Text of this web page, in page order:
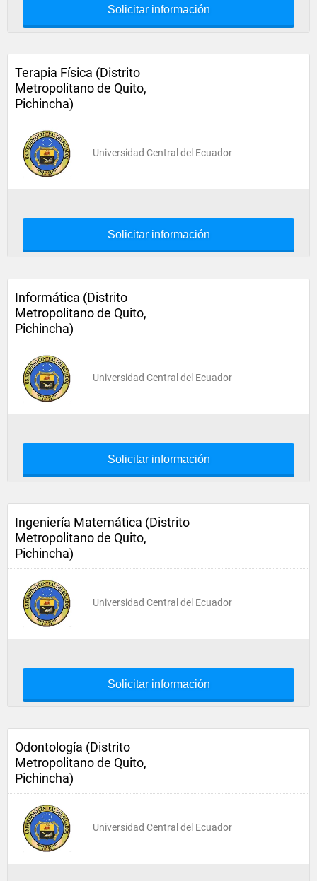
Solicitar información
Terapia Física (Distrito
Metropolitano de Quito,
Pichincha)
Universidad Central del Ecuador
Solicitar información
Informática (Distrito
Metropolitano de Quito,
Pichincha)
Universidad Central del Ecuador
Solicitar información
Ingeniería Matemática (Distrito
Metropolitano de Quito,
Pichincha)
Universidad Central del Ecuador
Solicitar información
Odontología (Distrito
Metropolitano de Quito,
Pichincha)
Universidad Central del Ecuador